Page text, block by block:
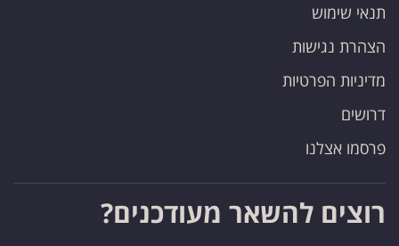
תנאי שימוש
הצהרת נגישות
מדיניות הפרטיות
דרושים
פרסמו אצלנו
רוצים להשאר מעודכנים?